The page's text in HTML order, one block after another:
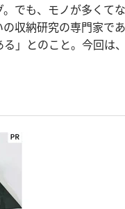
でも、モノが多くて
収納研究の専門家で
」とのこと。今回は